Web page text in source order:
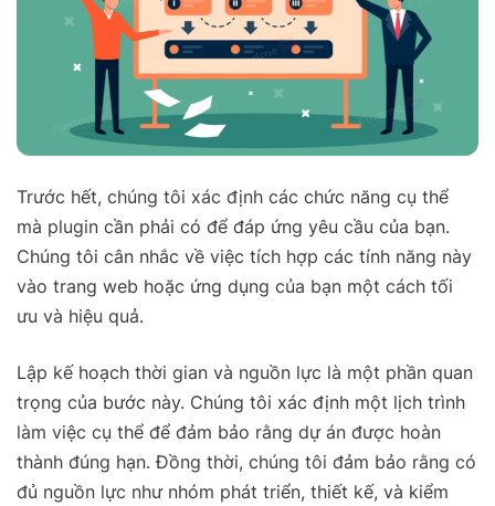
Trước hết, chúng tôi xác định các chức năng cụ thể
mà plugin cần phải có để đáp ứng yêu cầu của bạn.
Chúng tôi cân nhắc về việc tích hợp các tính năng này
vào trang web hoặc ứng dụng của bạn một cách tối
ưu và hiệu quả.
Lập kế hoạch thời gian và nguồn lực là một phần quan
trọng của bước này. Chúng tôi xác định một lịch trình
làm việc cụ thể để đảm bảo rằng dự án được hoàn
thành đúng hạn. Đồng thời, chúng tôi đảm bảo rằng có
đủ nguồn lực như nhóm phát triển, thiết kế, và kiểm